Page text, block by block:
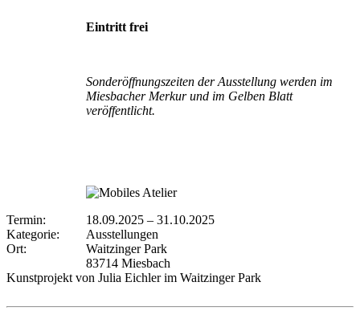
Eintritt frei
Sonderöffnungszeiten der Ausstellung werden im
Miesbacher Merkur und im Gelben Blatt
veröffentlicht.
Termin: 18.09.2025 – 31.10.2025
Kategorie:
Ausstellungen
Ort:
Waitzinger Park
83714 Miesbach
Kunstprojekt von Julia Eichler im Waitzinger Park